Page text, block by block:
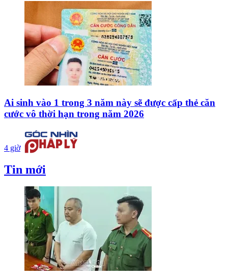
Ai sinh vào 1 trong 3 năm này sẽ được cấp thẻ căn
cước vô thời hạn trong năm 2026
4 giờ
Tin mới